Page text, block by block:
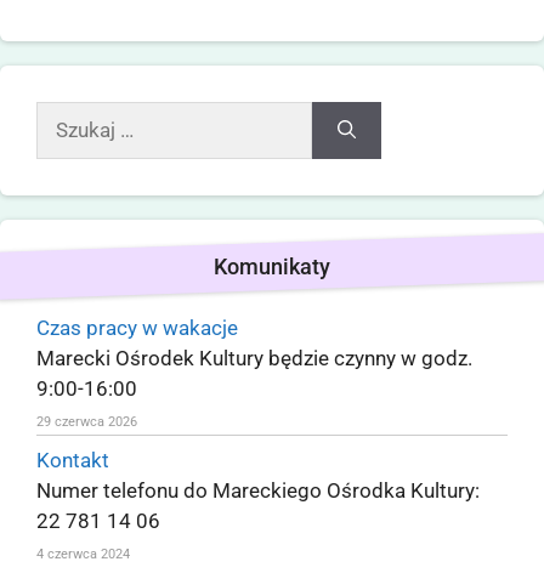
Komunikaty
Czas pracy w wakacje
Marecki Ośrodek Kultury będzie czynny w godz.
9:00-16:00
29 czerwca 2026
Kontakt
Numer telefonu do Mareckiego Ośrodka Kultury:
22 781 14 06
4 czerwca 2024